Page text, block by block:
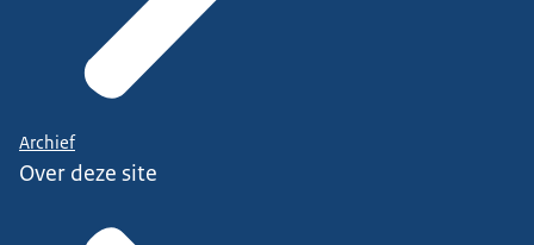
Archief
Over deze site